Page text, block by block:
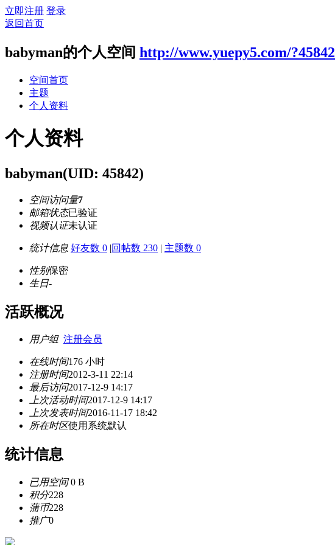
立即注册 登录
返回首页
babyman的个人空间 http://www.yuepy5.com/?45842
空间首页
主题
个人资料
个人资料
babyman(UID: 45842)
空间访问量7
邮箱状态已验证
视频认证未认证
统计信息 好友数 0 |回帖数 230 | 主题数 0
性别保密
生日-
活跃概况
用户组 注册会员
在线时间176 小时
注册时间2012-3-11 22:14
最后访问2017-12-9 14:17
上次活动时间2017-12-9 14:17
上次发表时间2016-11-17 18:42
所在时区使用系统默认
统计信息
已用空间0 B
积分228
蒲币228
推广0